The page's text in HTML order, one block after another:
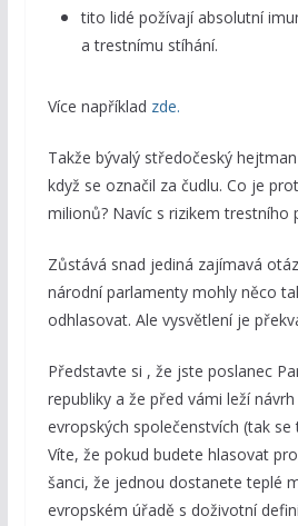
tito lidé požívají absolutní
a trestnímu stíhání.
Více například zde.
Takže bývalý středočeský
když se označil za čudlu. Co je
milionů? Navíc s rizikem trestního
Zůstává snad jediná zajímavá
národní parlamenty mohly něco
odhlasovat. Ale vysvětlení je
Představte si , že jste poslanec
republiky a že před vámi leží
evropských společenstvích (tak se
Víte, že pokud budete hlasovat
šanci, že jednou dostanete teplé
evropském úřadě s doživotní